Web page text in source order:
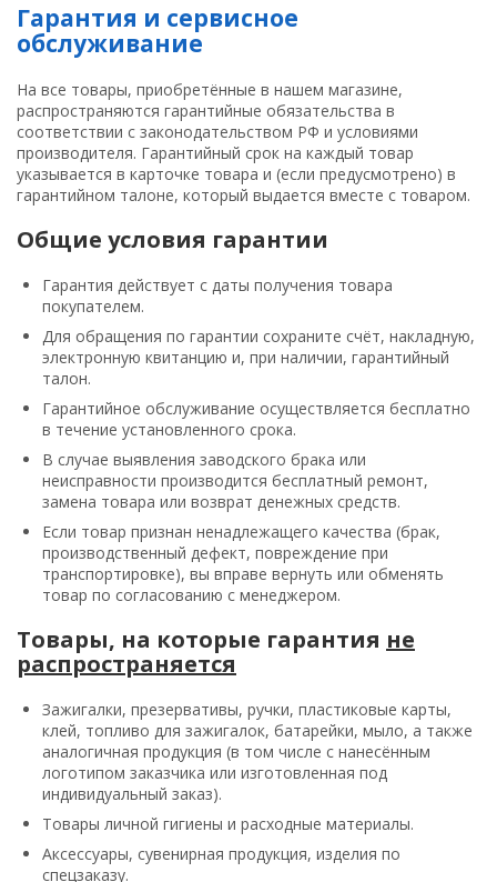
Гарантия и сервисное
обслуживание
На все товары, приобретённые в нашем магазине,
распространяются гарантийные обязательства в
соответствии с законодательством РФ и условиями
производителя. Гарантийный срок на каждый товар
указывается в карточке товара и (если предусмотрено) в
гарантийном талоне, который выдается вместе с товаром.
Общие условия гарантии
Гарантия действует с даты получения товара
покупателем.
Для обращения по гарантии сохраните счёт, накладную,
электронную квитанцию и, при наличии, гарантийный
талон.
Гарантийное обслуживание осуществляется бесплатно
в течение установленного срока.
В случае выявления заводского брака или
неисправности производится бесплатный ремонт,
замена товара или возврат денежных средств.
Если товар признан ненадлежащего качества (брак,
производственный дефект, повреждение при
транспортировке), вы вправе вернуть или обменять
товар по согласованию с менеджером.
Товары, на которые гарантия не
распространяется
Зажигалки, презервативы, ручки, пластиковые карты,
клей, топливо для зажигалок, батарейки, мыло, а также
аналогичная продукция (в том числе с нанесённым
логотипом заказчика или изготовленная под
индивидуальный заказ).
Товары личной гигиены и расходные материалы.
Аксессуары, сувенирная продукция, изделия по
спецзаказу.